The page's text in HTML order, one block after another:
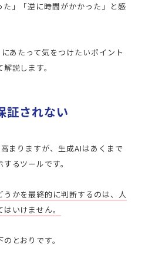
」「逆に時間がかかった」と感
あたって気をつけたいポイント
説します。
証されない
まりますが、生成AIはあくまで
るツールです。
かを最終的に判断するのは、人
いけません。
とおりです。